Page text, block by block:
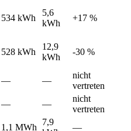
534 kWh
5,6
kWh
+17 %
528 kWh
12,9
kWh
-30 %
— —
nicht
vertreten
— —
nicht
vertreten
1,1 MWh
7,9
—